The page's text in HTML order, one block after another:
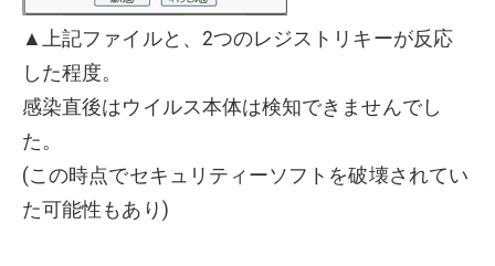
▲上記ファイルと、2つのレジストリキーが反応
した程度。
感染直後はウイルス本体は検知できませんでし
た。
(この時点でセキュリティーソフトを破壊されてい
た可能性もあり)